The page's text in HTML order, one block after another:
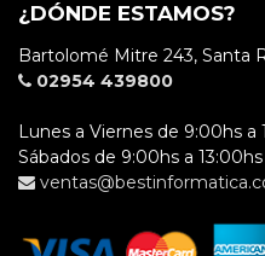
¿DÓNDE ESTAMOS?
Bartolomé Mitre 243, Santa
02954 439800
Lunes a Viernes de 9:00hs a
Sábados de 9:00hs a 13:00hs